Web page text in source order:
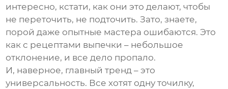
интересно, кстати, как они это делают, чтобы
не переточить, не подточить. Зато, знаете,
порой даже опытные мастера ошибаются. Это
как с рецептами выпечки – небольшое
отклонение, и все дело пропало.
И, наверное, главный тренд – это
универсальность. Все хотят одну точилку,